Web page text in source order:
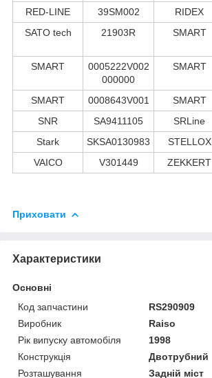
RED-LINE 39SM002 RIDEX
SATO tech
21903R SMART
SMART
0005222V002
000000
SMART
SMART 0008643V001 SMART
SNR
SA9411105 SRLine
Stark
SKSA0130983 STELLOX
VAICO
V301449 ZEKKERT
Приховати
Характеристики
Основні
Код запчастини
RS290909
Виробник
Raiso
Рік випуску автомобіля
1998
Конструкція
Двотрубний
Розташування
Задній міст